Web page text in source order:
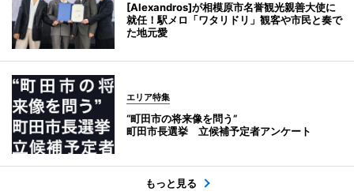
[Alexandros]が相模原市名誉観光親善大使に
就任！駅メロ「ワタリドリ」観客や市民と奏で
た地元愛
エリア特集
“町田市の将来像を問う”
町田市長選挙 立候補予定者アンケート
もっと見る